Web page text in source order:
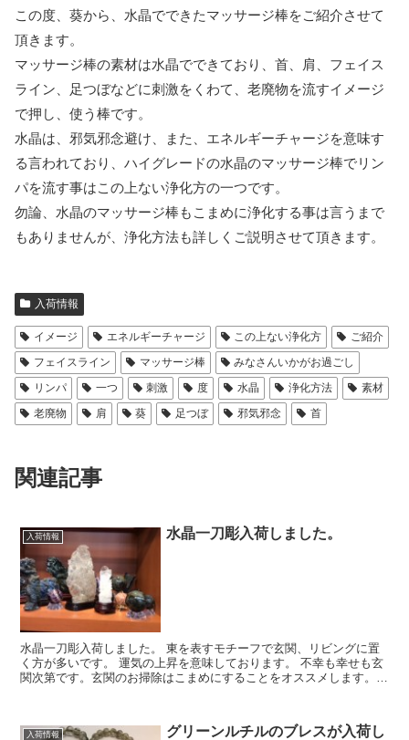
この度、葵から、水晶でできたマッサージ棒をご紹介させて
頂きます。
マッサージ棒の素材は水晶でできており、首、肩、フェイス
ライン、足つぼなどに刺激をくわて、老廃物を流すイメージ
で押し、使う棒です。
水晶は、邪気邪念避け、また、エネルギーチャージを意味す
る言われており、ハイグレードの水晶のマッサージ棒でリン
パを流す事はこの上ない浄化方の一つです。
勿論、水晶のマッサージ棒もこまめに浄化する事は言うまで
もありませんが、浄化方法も詳しくご説明させて頂きます。
入荷情報
イメージ エネルギーチャージ この上ない浄化方
ご紹介
フェイスライン
マッサージ棒
みなさんいかがお過ごし
リンパ
一つ 刺激 度 水晶 浄化方法
素材
老廃物
肩 葵 足つぼ 邪気邪念 首
関連記事
入荷情報 水晶一刀彫入荷しました。
水晶一刀彫入荷しました。 東を表すモチーフで玄関、リビングに置
く方が多いです。 運気の上昇を意味しております。 不幸も幸せも玄
関次第です。玄関のお掃除はこまめにすることをオススメします。
入荷情報
グリーンルチルのブレスが入荷し